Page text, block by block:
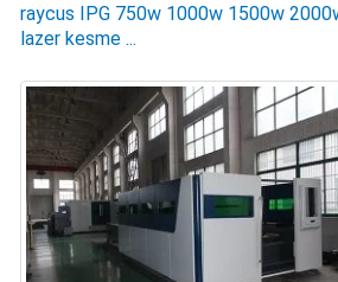
raycus IPG 750w 1000w 1500w
lazer kesme ...